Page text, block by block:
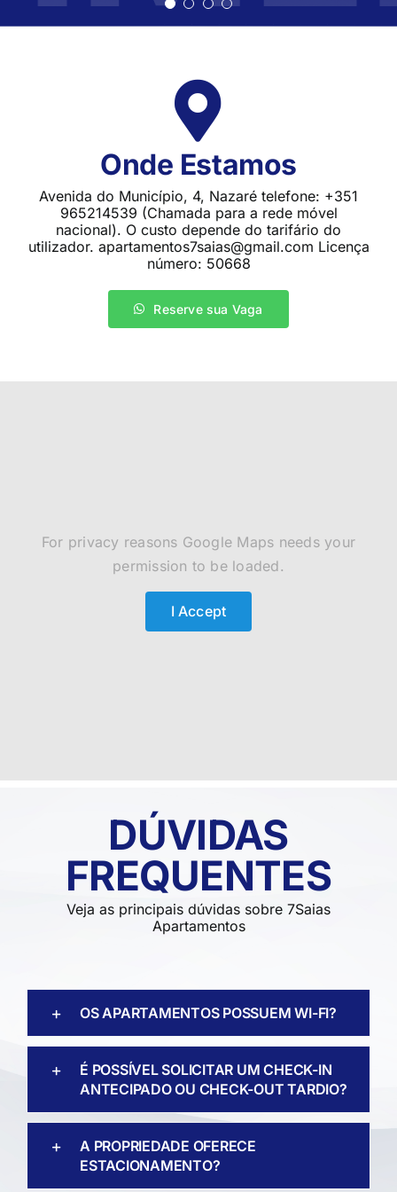
Onde Estamos
Avenida do Município, 4, Nazaré telefone: +351
965214539 (Chamada para a rede móvel
nacional). O custo depende do tarifário do
utilizador. apartamentos7saias@gmail.com Licença
número: 50668
Reserve sua Vaga
For privacy reasons Google Maps needs your
permission to be loaded.
I Accept
DÚVIDAS
FREQUENTES
Veja as principais dúvidas sobre 7Saias
Apartamentos
OS APARTAMENTOS POSSUEM WI-FI?
É POSSÍVEL SOLICITAR UM CHECK-IN
ANTECIPADO OU CHECK-OUT TARDIO?
A PROPRIEDADE OFERECE
ESTACIONAMENTO?